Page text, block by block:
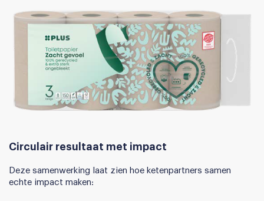
Circulair resultaat met impact
Deze samenwerking laat zien hoe ketenpartners samen
echte impact maken: